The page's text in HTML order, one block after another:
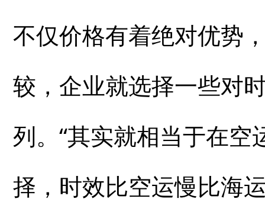
不仅价格有着绝对优势
较，企业就选择一些对
列。“其实就相当于在
择，时效比空运慢比海